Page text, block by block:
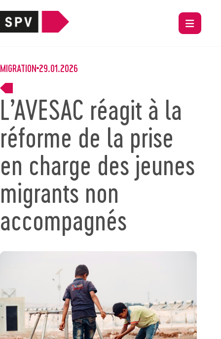
MIGRATION 29.01.2026
L’AVESAC réagit à la
réforme de la prise
en charge des jeunes
migrants non
accompagnés